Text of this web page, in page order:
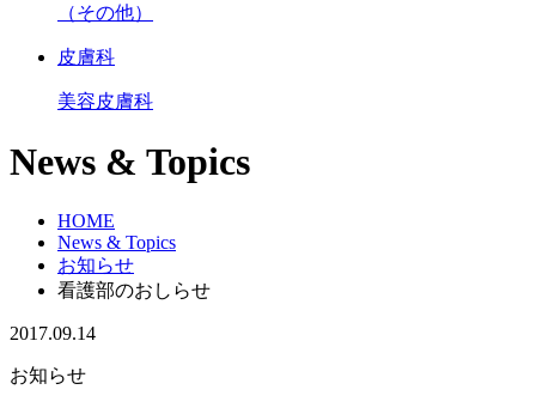
（その他）
皮膚科
美容皮膚科
News & Topics
HOME
News & Topics
お知らせ
看護部のおしらせ
2017.09.14
お知らせ